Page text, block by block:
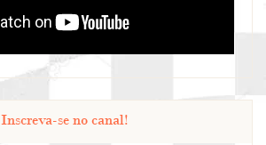
Inscreva-se no canal!